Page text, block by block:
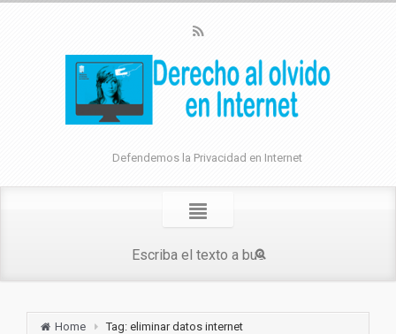
Defendemos la Privacidad en Internet
Home Tag: eliminar datos internet